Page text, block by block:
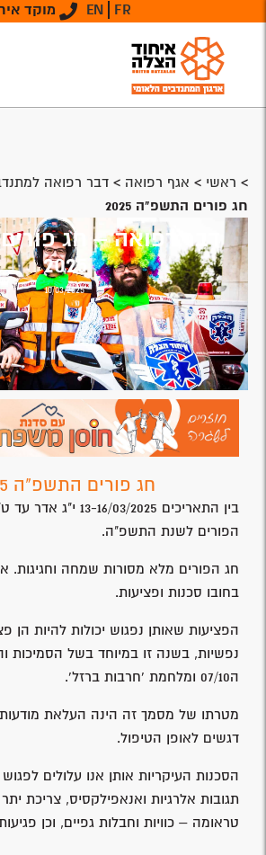
מוקד EN FR
> ראשי > אגף רפואה > דבר רפואה
חג פורים התשפ"ה 2025
דבר רפואה – חג
2025
10/03/2025
חג פורים התשפ"ה 2025
בין התאריכים 13-16/03/
הפורים לשנת התשפ"ה.
חג הפורים מלא מסורות שמחה וחגיגות.
בחובו סכנות ופציעות.
הפציעות שאותן נפגוש יכולות להיות הן
נפשיות, בשנה זו במיוחד בשל הסמיכות
ה07/10 ומלחמת 'חרבות ברזל'.
מטרתו של מסמך זה הינה העלאת מודעות
דגשים לאופן הטיפול.
הסכנות העיקריות אותן אנו עלולים
תגובות אלרגיות ואנאפילקסיס, צריכת
טראומה – כוויות וחבלות גפיים, וכן